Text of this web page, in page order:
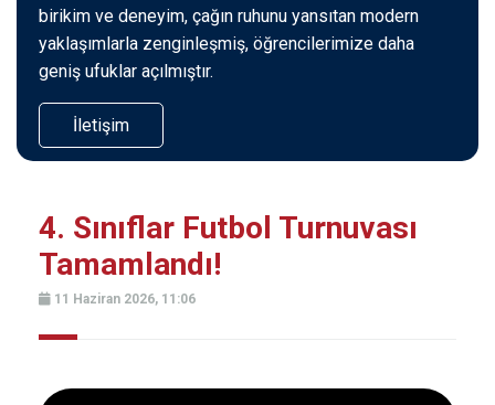
birikim ve deneyim, çağın ruhunu yansıtan modern
yaklaşımlarla zenginleşmiş, öğrencilerimize daha
geniş ufuklar açılmıştır.
İletişim
4. Sınıflar Futbol Turnuvası
Tamamlandı!
11 Haziran 2026, 11:06